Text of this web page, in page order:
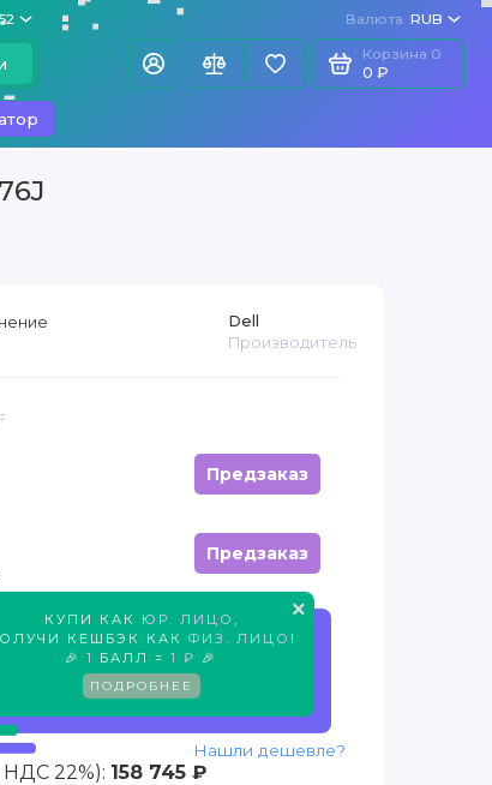
Валюта RUB
Корзина 0
0 ₽
×
КЕШБЭК КАК ФИЗ. ЛИЦО
🎉1БАЛЛ = 1 ₽ 🎉
ПОДРОБНЕЕ
Dell
Производитель
Предзаказ
Предзаказ
Предзаказ
НДС 22%): 158 745 ₽
Нашли дешевле?